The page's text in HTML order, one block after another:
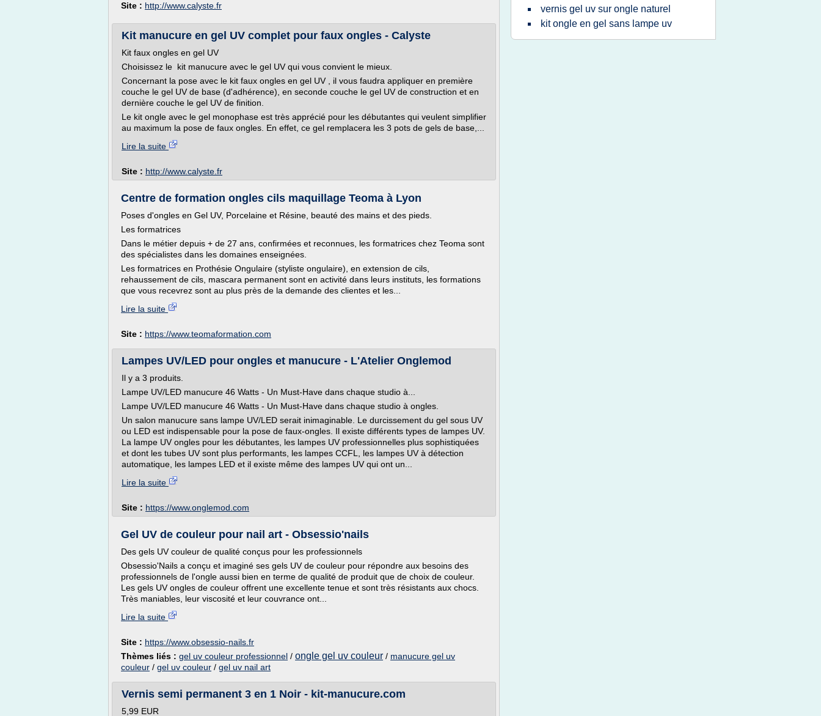
Site : http://www.calyste.fr
Kit manucure en gel UV complet pour faux ongles - Calyste
Kit faux ongles en gel UV
Choisissez le kit manucure avec le gel UV qui vous convient le mieux.
Concernant la pose avec le kit faux ongles en gel UV , il vous faudra appliquer en première
couche le gel UV de base (d'adhérence), en seconde couche le gel UV de construction et en
dernière couche le gel UV de finition.
Le kit ongle avec le gel monophase est très apprécié pour les débutantes qui veulent simplifier
au maximum la pose de faux ongles. En effet, ce gel remplacera les 3 pots de gels de base,...
Lire la suite
Site : http://www.calyste.fr
Centre de formation ongles cils maquillage Teoma à Lyon
Poses d'ongles en Gel UV, Porcelaine et Résine, beauté des mains et des pieds.
Les formatrices
Dans le métier depuis + de 27 ans, confirmées et reconnues, les formatrices chez Teoma sont
des spécialistes dans les domaines enseignées.
Les formatrices en Prothésie Ongulaire (styliste ongulaire), en extension de cils,
rehaussement de cils, mascara permanent sont en activité dans leurs instituts, les formations
que vous recevrez sont au plus près de la demande des clientes et les...
Lire la suite
Site : https://www.teomaformation.com
Lampes UV/LED pour ongles et manucure - L'Atelier Onglemod
Il y a 3 produits.
Lampe UV/LED manucure 46 Watts - Un Must-Have dans chaque studio à...
Lampe UV/LED manucure 46 Watts - Un Must-Have dans chaque studio à ongles.
Un salon manucure sans lampe UV/LED serait inimaginable. Le durcissement du gel sous UV
ou LED est indispensable pour la pose de faux-ongles. Il existe différents types de lampes UV.
La lampe UV ongles pour les débutantes, les lampes UV professionnelles plus sophistiquées
et dont les tubes UV sont plus performants, les lampes CCFL, les lampes UV à détection
automatique, les lampes LED et il existe même des lampes UV qui ont un...
Lire la suite
Site : https://www.onglemod.com
Gel UV de couleur pour nail art - Obsessio'nails
Des gels UV couleur de qualité conçus pour les professionnels
Obsessio'Nails a conçu et imaginé ses gels UV de couleur pour répondre aux besoins des
professionnels de l'ongle aussi bien en terme de qualité de produit que de choix de couleur.
Les gels UV ongles de couleur offrent une excellente tenue et sont très résistants aux chocs.
Très maniables, leur viscosité et leur couvrance ont...
Lire la suite
Site : https://www.obsessio-nails.fr
Thèmes liés : gel uv couleur professionnel / ongle gel uv couleur / manucure gel uv
couleur / gel uv couleur / gel uv nail art
Vernis semi permanent 3 en 1 Noir - kit-manucure.com
5,99 EUR
vernis gel uv sur ongle naturel
kit ongle en gel sans lampe uv